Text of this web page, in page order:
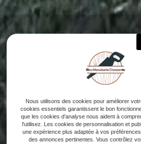
Nous utilisons des cookies pour améliorer
cookies essentiels garantissent le bon
que les cookies d'analyse nous aident à
l'utilisez. Les cookies de personnalisation et
une expérience plus adaptée à vos
des annonces pertinentes. Vous contrôlez